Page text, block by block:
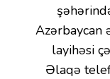
Azərbaycan
layihəsi
Əlaqə